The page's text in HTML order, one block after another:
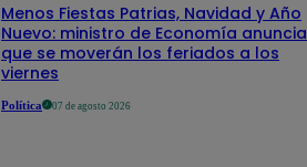
Menos Fiestas Patrias, Navidad y Año
Nuevo: ministro de Economía anuncia
que se moverán los feriados a los
viernes
Política 07 de agosto 2026